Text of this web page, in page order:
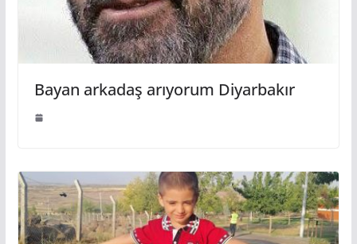
Bayan arkadaş arıyorum Diyarbakır